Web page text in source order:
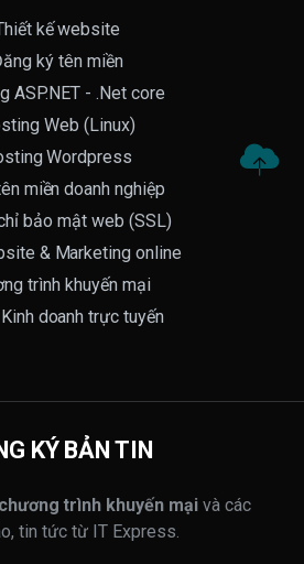
kế website
ký tên miền
ASP.NET - .Net core
Web (Linux)
Wordpress
miền doanh nghiệp
bảo mật web (SSL)
& Marketing online
trình khuyến mại
doanh trực tuyến
KÝ BẢN TIN
trình khuyến mại và các
tin tức từ IT Express.